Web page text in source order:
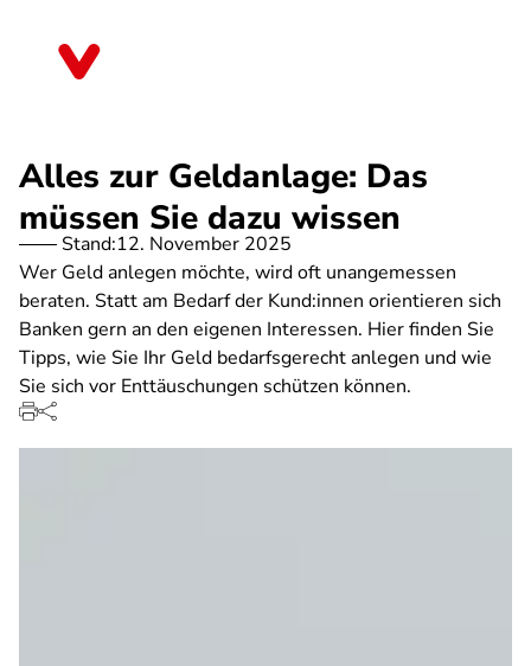
Alles zur Geldanlage: Das
müssen Sie dazu wissen
Stand:12. November 2025
Wer Geld anlegen möchte, wird oft unangemessen
beraten. Statt am Bedarf der Kund:innen orientieren sich
Banken gern an den eigenen Interessen. Hier finden Sie
Tipps, wie Sie Ihr Geld bedarfsgerecht anlegen und wie
Sie sich vor Enttäuschungen schützen können.